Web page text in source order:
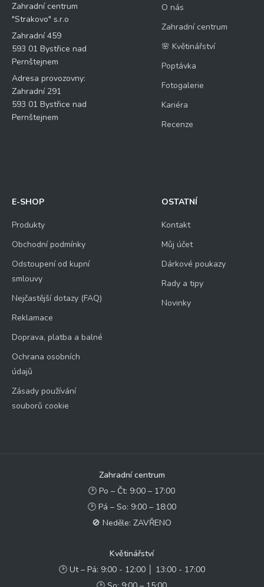
Zahradní centrum
"Strakovo" s.r.o
Zahradní 459
593 01 Bystřice nad
Pernštejnem
Adresa provozovny:
Zahradní 291
593 01 Bystřice nad
Pernštejnem
O nás
Zahradní centrum
🌸 Květinářství
Poptávka
Fotogalerie
Kariéra
Recenze
E-SHOP
Produkty
Obchodní podmínky
Odstoupení od kupní
smlouvy
Nejčastější dotazy (FAQ)
Reklamace
Doprava, platba a balné
Ochrana osobních
údajů
Zásady používání
souborů cookie
OSTATNÍ
Kontakt
Můj účet
Dárkové poukazy
Rady a tipy
Novinky
Zahradní centrum
🕑 Po – Čt: 9:00 – 17:00
🕑 Pá – So: 9:00 – 18:00
🚫 Neděle: ZAVŘENO
Květinářství
🕑 Ut – Pá: 9:00 - 12:00 │ 13:00 - 17:00